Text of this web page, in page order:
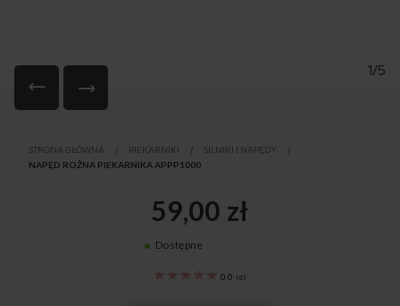
1/5
początek
STRONA GŁÓWNA PIEKARNIKI
SILNIKI I NAPĘDY
NAPĘD ROŻNA PIEKARNIKA APPP1000
0.0 (0)
59,00 zł
Dostępne